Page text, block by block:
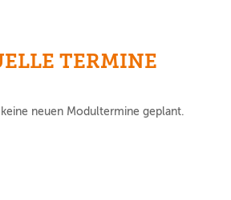
TERMINE
neuen Modultermine geplant.